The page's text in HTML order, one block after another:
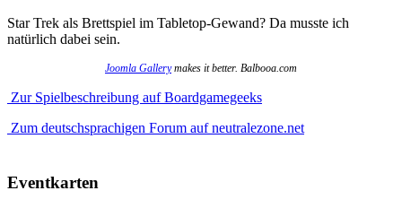
Star Trek als Brettspiel im Tabletop-Gewand? Da musste ich
natürlich dabei sein.
Joomla Gallerymakes it better. Balbooa.com
Zur Spielbeschreibung auf Boardgamegeeks
Zum deutschsprachigen Forum auf neutralezone.net
Eventkarten